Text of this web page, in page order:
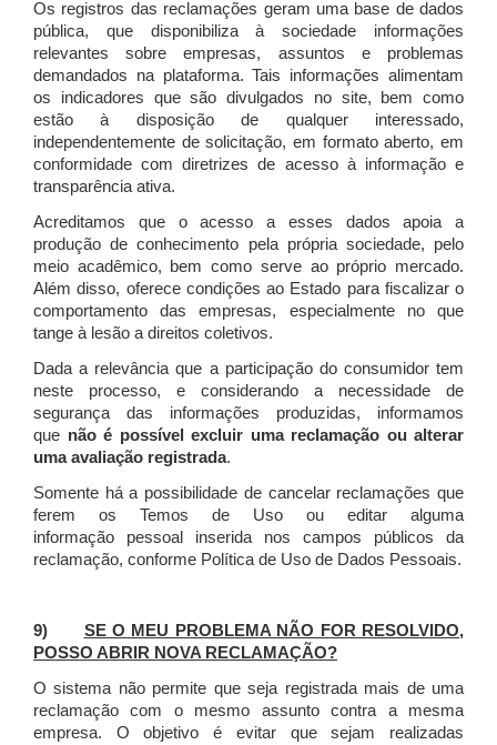
Os registros das reclamações geram uma base de dados
pública, que disponibiliza à sociedade informações
relevantes sobre empresas, assuntos e problemas
demandados na plataforma. Tais informações alimentam
os indicadores que são divulgados no site, bem como
estão à disposição de qualquer interessado,
independentemente de solicitação, em formato aberto, em
conformidade com diretrizes de acesso à informação e
transparência ativa.
Acreditamos que o acesso a esses dados apoia a
produção de conhecimento pela própria sociedade, pelo
meio acadêmico, bem como serve ao próprio mercado.
Além disso, oferece condições ao Estado para fiscalizar o
comportamento das empresas, especialmente no que
tange à lesão a direitos coletivos.
Dada a relevância que a participação do consumidor tem
neste processo, e considerando a necessidade de
segurança das informações produzidas, informamos
que não é possível excluir uma reclamação ou alterar
uma avaliação registrada.
Somente há a possibilidade de cancelar reclamações que
ferem os Temos de Uso ou editar alguma
informação pessoal inserida nos campos públicos da
reclamação, conforme Política de Uso de Dados Pessoais.
9) SE O MEU PROBLEMA NÃO FOR RESOLVIDO,
POSSO ABRIR NOVA RECLAMAÇÃO?
O sistema não permite que seja registrada mais de uma
reclamação com o mesmo assunto contra a mesma
empresa. O objetivo é evitar que sejam realizadas